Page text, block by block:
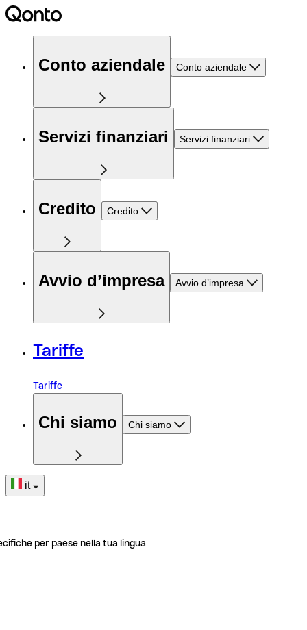
Conto aziendale Conto aziendale
Servizi finanziari Servizi finanziari
Credito Credito
Avvio d’impresa Avvio d’impresa
Tariffe
Tariffe
Chi siamo Chi siamo
it
per paese nella tua lingua